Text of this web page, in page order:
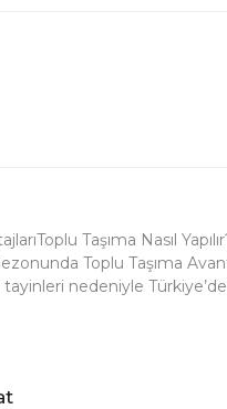
Taşıma Nasıl
Toplu Taşıma
tayinleri nedeniyle